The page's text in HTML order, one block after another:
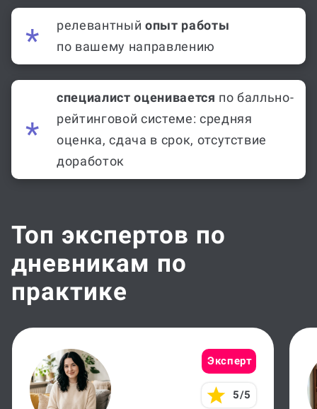
релевантный опыт работы
по вашему направлению
специалист оценивается по балльно-
рейтинговой системе: средняя
оценка, сдача в срок, отсутствие
доработок
Топ экспертов по
дневникам по
практике
Эксперт
5/5